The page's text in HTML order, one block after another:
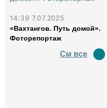
14:39 7.07.2025
«Вахтангов. Путь домой».
Фоторепортаж
См все